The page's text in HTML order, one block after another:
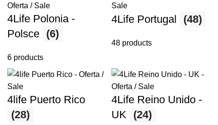
4Life Polonia -
Polsce (6)
6 products
4Life Portugal (48)
48 products
4life Puerto Rico
(28)
4Life Reino Unido -
UK (24)